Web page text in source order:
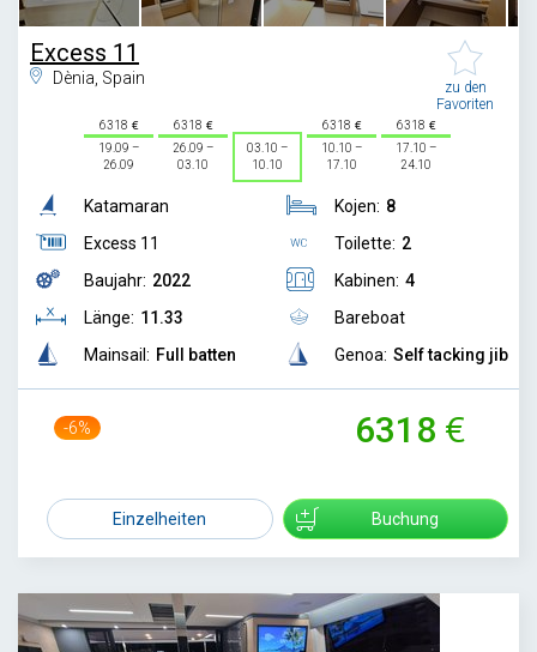
Excess 11
Dènia, Spain
zu den
Favoriten
6318
19.09 –
26.09
6318
26.09 –
03.10
03.10 –
10.10
6318
10.10 –
17.10
6318
17.10 –
24.10
Katamaran
Excess 11
Baujahr: 2022
Länge: 11.33
Mainsail: Full batten
Kojen: 8
Toilette: 2
Kabinen: 4
Bareboat
Genoa: Self tacking jib
-6% 6318
Einzelheiten Buchung